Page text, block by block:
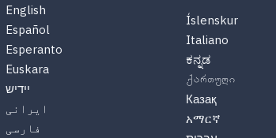
English
Español
Esperanto
Euskara
יידיש
ایرانی
فارسی
Íslenskur
Italiano
ಕನ್ನಡ
ქართული
Казақ
አማርኛ